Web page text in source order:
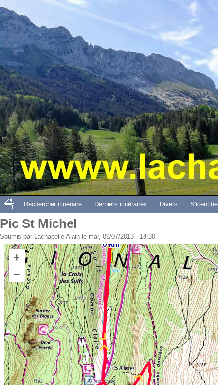
Aller
Pic St Michel
Soumis par Lachapelle Alain le mar, 09/07/2013 - 18:30
Rechercher itinéraire Derniers itinéraires Divers